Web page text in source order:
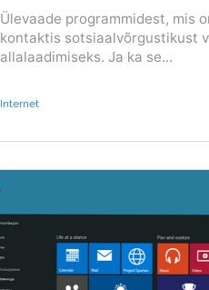
Ülevaade programmidest, mis
kontaktis sotsiaalvõrgustikust
allalaadimiseks. Ja ka se...
Internet